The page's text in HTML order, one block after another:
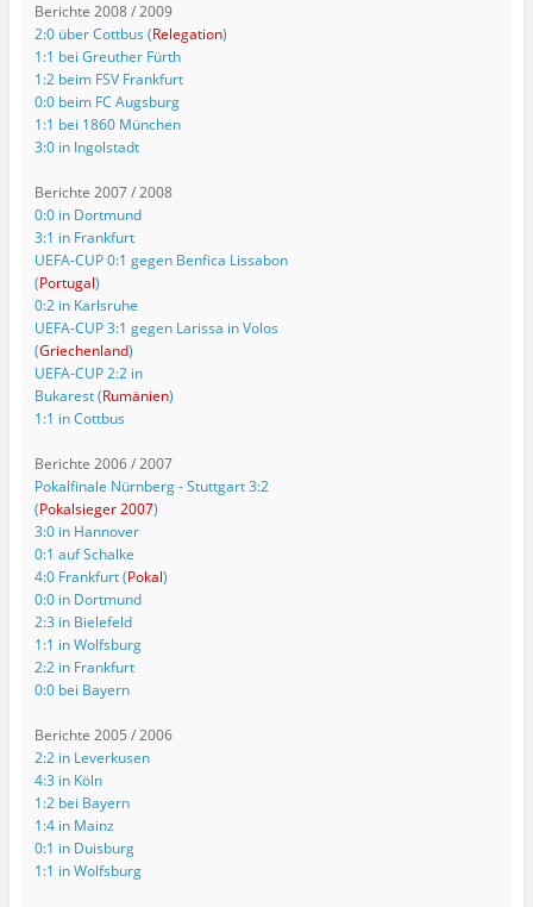
Berichte 2008 / 2009
2:0 über Cottbus (Relegation)
1:1 bei Greuther Fürth
1:2 beim FSV Frankfurt
0:0 beim FC Augsburg
1:1 bei 1860 München
3:0 in Ingolstadt
Berichte 2007 / 2008
0:0 in Dortmund
3:1 in Frankfurt
UEFA-CUP 0:1 gegen Benfica Lissabon
(Portugal)
0:2 in Karlsruhe
UEFA-CUP 3:1 gegen Larissa in Volos
(Griechenland)
UEFA-CUP 2:2 in
Bukarest (Rumänien)
1:1 in Cottbus
Berichte 2006 / 2007
Pokalfinale Nürnberg - Stuttgart 3:2
(Pokalsieger 2007)
3:0 in Hannover
0:1 auf Schalke
4:0 Frankfurt (Pokal)
0:0 in Dortmund
2:3 in Bielefeld
1:1 in Wolfsburg
2:2 in Frankfurt
0:0 bei Bayern
Berichte 2005 / 2006
2:2 in Leverkusen
4:3 in Köln
1:2 bei Bayern
1:4 in Mainz
0:1 in Duisburg
1:1 in Wolfsburg